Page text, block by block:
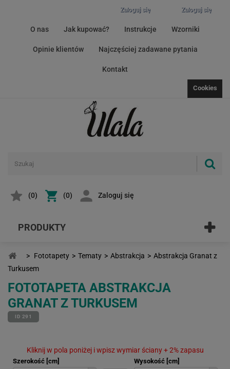
Zaloguj się
Zaloguj się
O nas Jak kupować? Instrukcje Wzorniki
Opinie klientów Najczęściej zadawane pytania
Kontakt
Cookies
(0) (0) Zaloguj się
PRODUKTY
> Fototapety > Tematy > Abstrakcja > Abstrakcja Granat z
Turkusem
FOTOTAPETA ABSTRAKCJA
GRANAT Z TURKUSEM
ID 291
Kliknij w pola poniżej i wpisz wymiar ściany + 2% zapasu
Szerokość [cm] Wysokość [cm]